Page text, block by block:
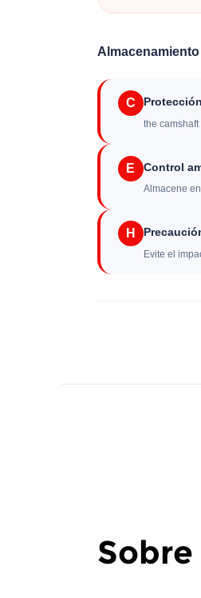
C
the
E Control
Almacene
H
Evite el